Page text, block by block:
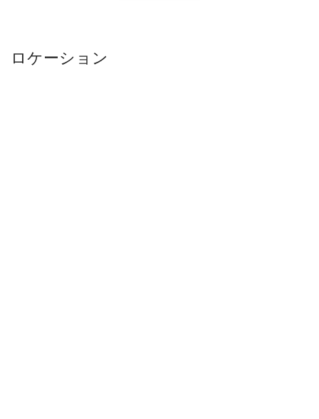
天然野菜の七彩小籠包
ロケーション